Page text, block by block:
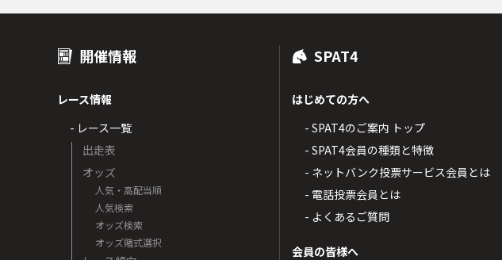
開催情報
レース情報
- レース一覧
出走表
オッズ
人気・高配当順
人気検索
オッズ検索
オッズ賭式選択
SPAT4
はじめての方へ
- SPAT4のご案内 トップ
- SPAT4会員の種類と特徴
- ネットバンク投票サービス会員とは
- 電話投票会員とは
- よくあるご質問
会員の皆様へ